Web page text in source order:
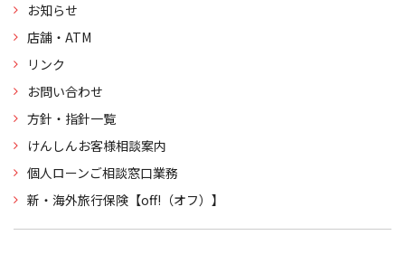
お知らせ
店舗・ATM
リンク
お問い合わせ
方針・指針一覧
けんしんお客様相談案内
個人ローンご相談窓口業務
新・海外旅行保険【off!（オフ）】